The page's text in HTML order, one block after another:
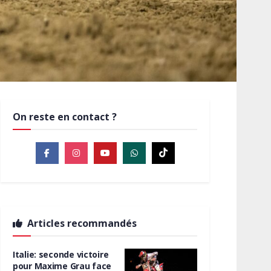
On reste en contact ?
Articles recommandés
Italie: seconde victoire
pour Maxime Grau face